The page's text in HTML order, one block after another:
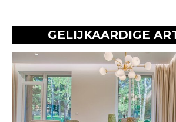
GELIJKAARDIGE